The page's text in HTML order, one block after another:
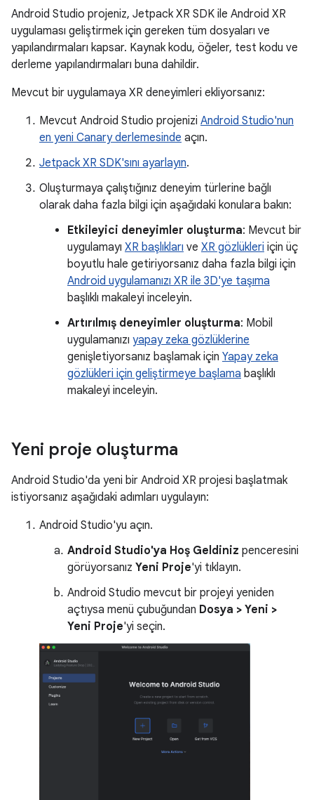
Android Studio projeniz, Jetpack XR SDK ile Android XR
uygulaması geliştirmek için gereken tüm dosyaları ve
yapılandırmaları kapsar. Kaynak kodu, öğeler, test kodu ve
derleme yapılandırmaları buna dahildir.
Mevcut bir uygulamaya XR deneyimleri ekliyorsanız:
Mevcut Android Studio projenizi Android Studio'nun
en yeni Canary derlemesinde açın.
Jetpack XR SDK'sını ayarlayın.
Oluşturmaya çalıştığınız deneyim türlerine bağlı
olarak daha fazla bilgi için aşağıdaki konulara bakın:
Etkileyici deneyimler oluşturma: Mevcut bir
uygulamayı XR başlıkları ve XR gözlükleri için üç
boyutlu hale getiriyorsanız daha fazla bilgi için
Android uygulamanızı XR ile 3D'ye taşıma
başlıklı makaleyi inceleyin.
Artırılmış deneyimler oluşturma: Mobil
uygulamanızı yapay zeka gözlüklerine
genişletiyorsanız başlamak için Yapay zeka
gözlükleri için geliştirmeye başlama başlıklı
makaleyi inceleyin.
Yeni proje oluşturma
Android Studio'da yeni bir Android XR projesi başlatmak
istiyorsanız aşağıdaki adımları uygulayın:
Android Studio'yu açın.
Android Studio'ya Hoş Geldiniz penceresini
görüyorsanız Yeni Proje'yi tıklayın.
Android Studio mevcut bir projeyi yeniden
açtıysa menü çubuğundan Dosya > Yeni >
Yeni Proje'yi seçin.